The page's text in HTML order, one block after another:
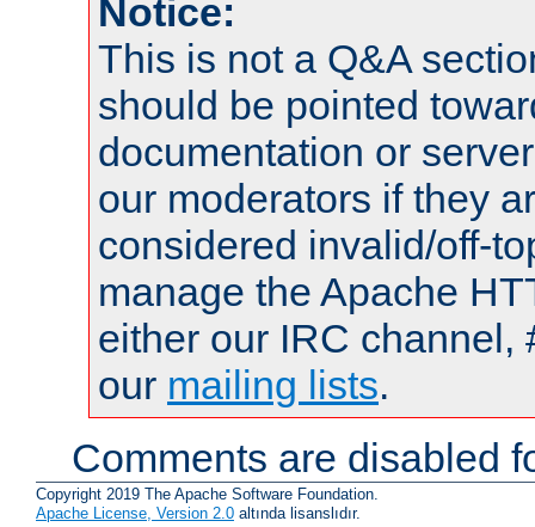
Notice:
This is not a Q&A
should be pointed
documentation or
our moderators if they
considered invalid/off-
manage the Apache
either our IRC channel,
our mailing lists.
Comments are disabled
Copyright 2019 The Apache Software Foundation.
Apache License, Version 2.0 altında lisanslıdır.